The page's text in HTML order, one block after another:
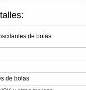
de bolas
de bolas